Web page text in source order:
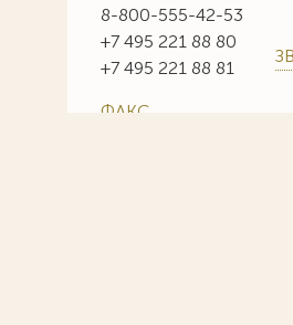
8-800-555-42-53
+7 495 221 88 80
+7 495 221 88 81
ФАКС